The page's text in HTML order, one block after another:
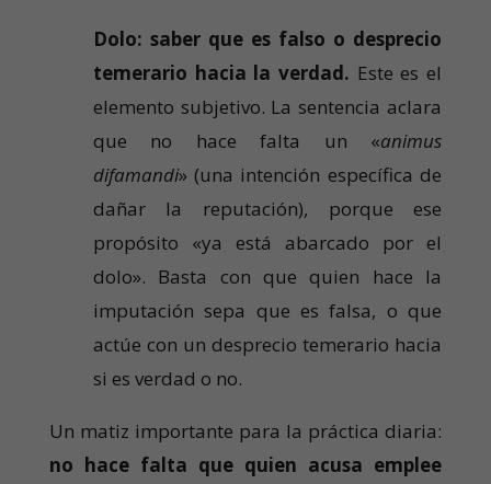
Dolo: saber que es falso o desprecio
temerario hacia la verdad. Este es el
elemento subjetivo. La sentencia aclara
que no hace falta un «animus
difamandi» (una intención específica de
dañar la reputación), porque ese
propósito «ya está abarcado por el
dolo». Basta con que quien hace la
imputación sepa que es falsa, o que
actúe con un desprecio temerario hacia
si es verdad o no.
Un matiz importante para la práctica diaria:
no hace falta que quien acusa emplee